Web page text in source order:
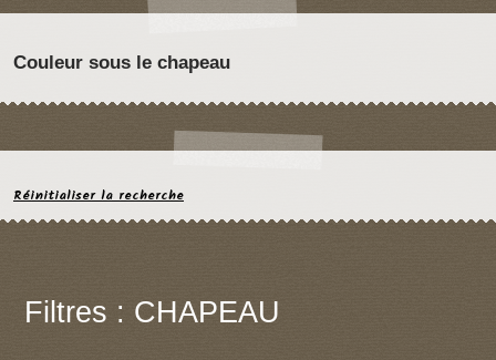
Couleur sous le chapeau
Réinitialiser la recherche
Filtres : CHAPEAU